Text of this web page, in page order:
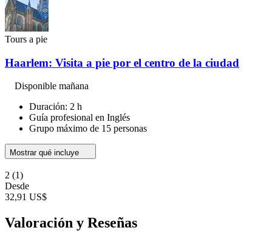
Tours a pie
Haarlem: Visita a pie por el centro de la ciudad
Disponible mañana
Duración: 2 h
Guía profesional en Inglés
Grupo máximo de 15 personas
Mostrar qué incluye
2 (1)
Desde
32,91 US$
Valoración y Reseñas